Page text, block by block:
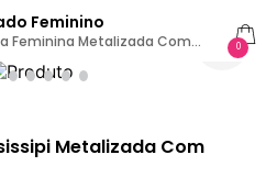
Feminino
Feminina Metalizada Com
34 / Preto
0
Metalizada Com